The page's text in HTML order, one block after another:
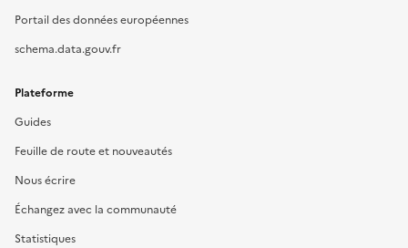
Portail des données européennes
schema.data.gouv.fr
Plateforme
Guides
Feuille de route et nouveautés
Nous écrire
Échangez avec la communauté
Statistiques